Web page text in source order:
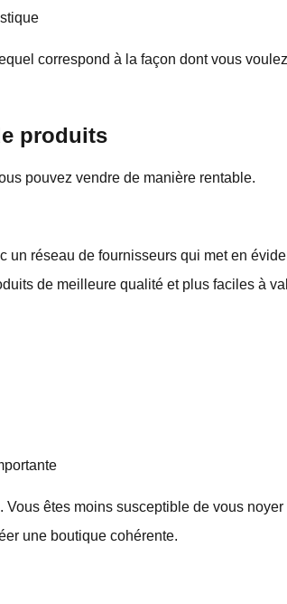
correspond à la façon dont vous
produits
pouvez vendre de manière rentable.
un réseau de fournisseurs qui met en
de meilleure qualité et plus faciles à
êtes moins susceptible de vous
une boutique cohérente.